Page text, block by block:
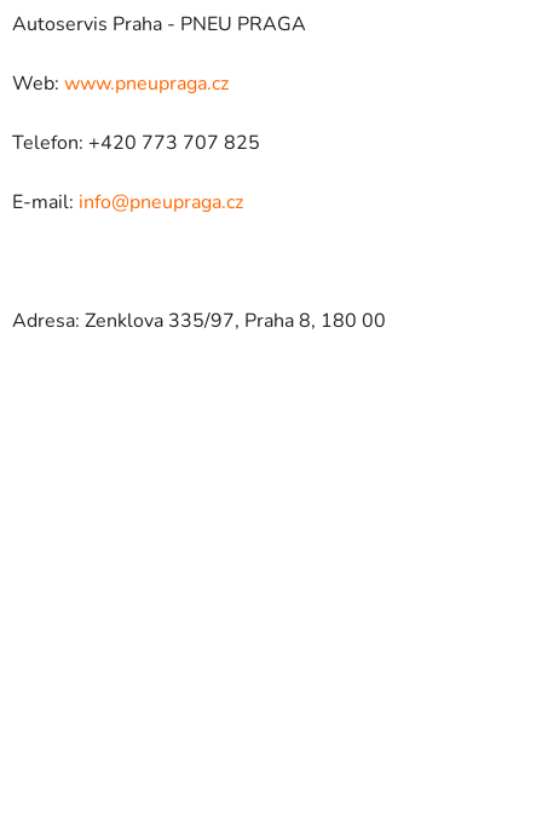
Autoservis Praha - PNEU PRAGA
Web: www.pneupraga.cz
Telefon: +420 773 707 825
E-mail: info@pneupraga.cz
Adresa: Zenklova 335/97, Praha 8, 180 00